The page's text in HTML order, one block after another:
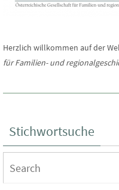
Herzlich willkommen auf der
für Familien- und
Stichwortsuche